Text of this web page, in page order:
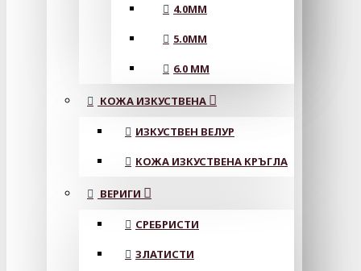
4.0MM
5.0MM
6.0 MM
КОЖА ИЗКУСТВЕНА
ИЗКУСТВЕН ВЕЛУР
КОЖА ИЗКУСТВЕНА КРЪГЛА
ВЕРИГИ
СРЕБРИСТИ
ЗЛАТИСТИ